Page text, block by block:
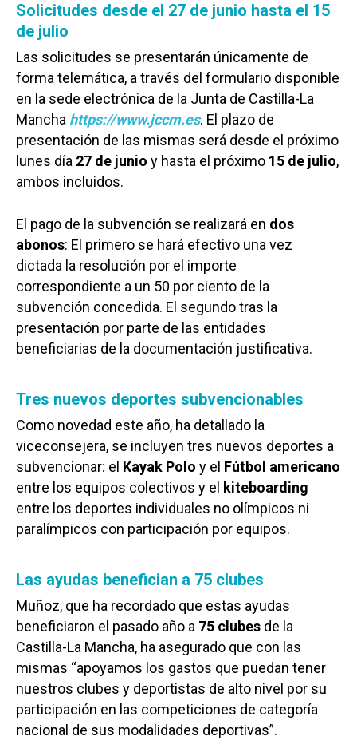
Solicitudes desde el 27 de junio hasta el 15
de julio
Las solicitudes se presentarán únicamente de
forma telemática, a través del formulario disponible
en la sede electrónica de la Junta de Castilla-La
Mancha https://www.jccm.es. El plazo de
presentación de las mismas será desde el próximo
lunes día 27 de junio y hasta el próximo 15 de julio,
ambos incluidos.
El pago de la subvención se realizará en dos
abonos: El primero se hará efectivo una vez
dictada la resolución por el importe
correspondiente a un 50 por ciento de la
subvención concedida. El segundo tras la
presentación por parte de las entidades
beneficiarias de la documentación justificativa.
Tres nuevos deportes subvencionables
Como novedad este año, ha detallado la
viceconsejera, se incluyen tres nuevos deportes a
subvencionar: el Kayak Polo y el Fútbol americano
entre los equipos colectivos y el kiteboarding
entre los deportes individuales no olímpicos ni
paralímpicos con participación por equipos.
Las ayudas benefician a 75 clubes
Muñoz, que ha recordado que estas ayudas
beneficiaron el pasado año a 75 clubes de la
Castilla-La Mancha, ha asegurado que con las
mismas “apoyamos los gastos que puedan tener
nuestros clubes y deportistas de alto nivel por su
participación en las competiciones de categoría
nacional de sus modalidades deportivas”.